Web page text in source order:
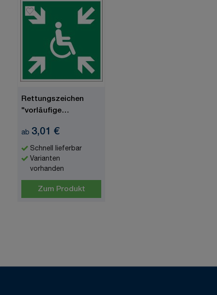
Rettungszeichen
"vorläufige
[E024], ISO 7010
ab 3,01 €
Schnell lieferbar
Varianten
vorhanden
Zum Produkt